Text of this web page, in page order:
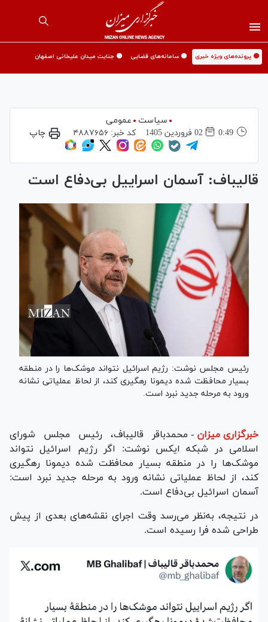
🟡 پرونده‌های ویژه خبری 🟡 سامانه‌های قضایی 🟡 جنایت میدان علیخانی اصفهان
سیاست
عمومی
0:49
02 فروردين 1405 کد خبر:۴۸۸۷۶۵۶ چاپ
قالیباف: آسمان اسراییل بی‌دفاع است
رئیس مجلس نوشت: رژیم اسرائیل نتواند موشک‌ها را در منطقه
بسیار محافظت شده دیمونا رهگیری کند، از لحاظ عملیاتی نشانه
ورود به مرحله جدید نبرد است.
خبرگزاری میزان - محمدباقر قالیباف، رئیس مجلس شورای
اسلامی در شبکه ایکس نوشت: اگر رژیم اسرائیل نتواند
موشک‌ها را در منطقه بسیار محافظت شده دیمونا رهگیری
کند، از لحاظ عملیاتی نشانه ورود به مرحله جدید نبرد است:
آسمان اسرائیل بی‌دفاع است.
در نتیجه، به‌نظر می‌رسد وقت اجرای نقشه‌های بعدی از پیش
طراحی شده فرا رسیده است.